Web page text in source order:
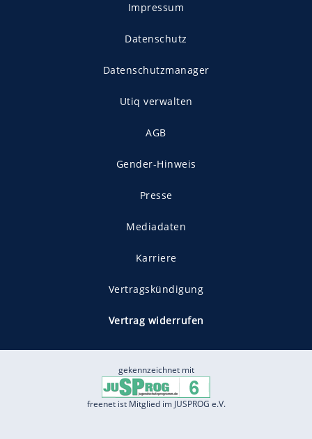
Impressum
Datenschutz
Datenschutzmanager
Utiq verwalten
AGB
Gender-Hinweis
Presse
Mediadaten
Karriere
Vertragskündigung
Vertrag widerrufen
gekennzeichnet mit
freenet ist Mitglied im JUSPROG e.V.